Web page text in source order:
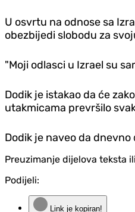
U osvrtu na odnose sa
obezbijedi slobodu za
"Moji odlasci u Izrael su
Dodik je istakao da će
utakmicama prevršilo
Dodik je naveo da
Preuzimanje dijelova teksta
Podijeli:
Link je kopiran!